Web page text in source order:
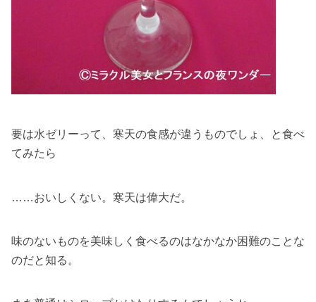
要は水ゼリーって、寒天の食感が違うものでしょ、と食べ
てみたら
……おいしくない。寒天は偉大だ。
味のないものを美味しく食べるのはなかなか困難のことな
のだと知る。